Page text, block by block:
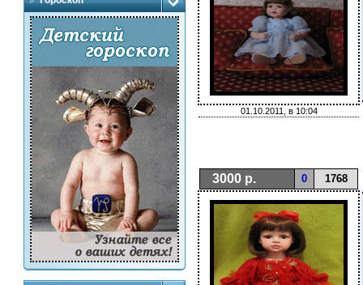
01.10.2011, в 10:04
3000 р. 0 1768